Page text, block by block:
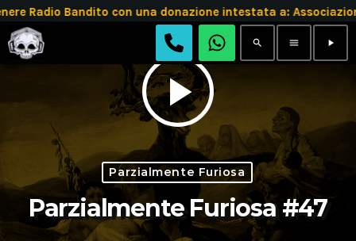
Bandito con una donazione intestata a: Associazione
search menu play_arrow
play_arrow
Parzialmente Furiosa
Parzialmente Furiosa #47